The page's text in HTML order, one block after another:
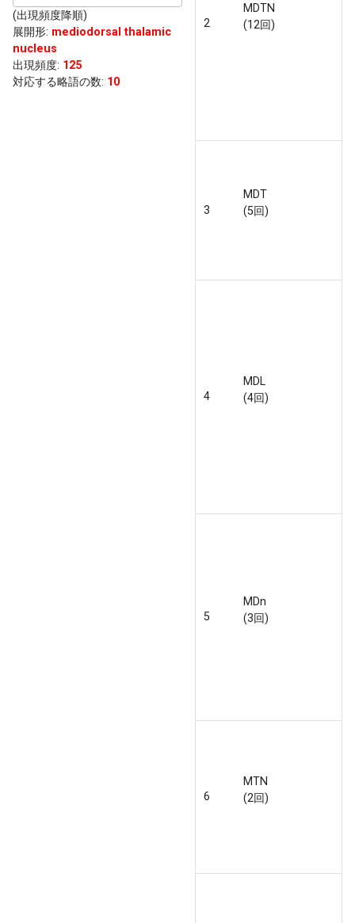
(出現頻度降順)
展開形: mediodorsal thalamic
nucleus
出現頻度: 125
対応する略語の数: 10
2
MDTN
(12回)
3
MDT
(5回)
4
MDL
(4回)
5
MDn
(3回)
6
MTN
(2回)